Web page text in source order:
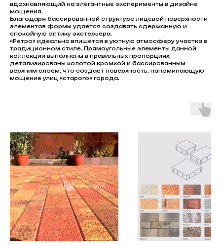
вдохновляющий на элегантные эксперименты в дизайне
мощения.
Благодаря бассированной структуре лицевой поверхности
элементов формы удается создавать сдержанную и
спокойную оптику экстерьера.
«Ретро» идеально впишется в уютную атмосферу участка в
традиционном стиле. Прямоугольные элементы данной
коллекции выполнены в правильных пропорциях,
детализированы колотой кромкой и бассированным
верхним слоем, что создает поверхность, напоминающую
мощение улиц «старого» города.